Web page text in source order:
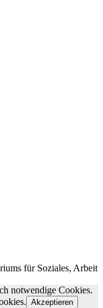
für Soziales, Arbeit
notwendige Cookies.
Akzeptieren